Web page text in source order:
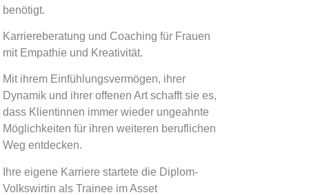
benötigt.
Karriereberatung und Coaching für Frauen
mit Empathie und Kreativität.
Mit ihrem Einfühlungsvermögen, ihrer
Dynamik und ihrer offenen Art schafft sie es,
dass Klientinnen immer wieder ungeahnte
Möglichkeiten für ihren weiteren beruflichen
Weg entdecken.
Ihre eigene Karriere startete die Diplom-
Volkswirtin als Trainee im Asset